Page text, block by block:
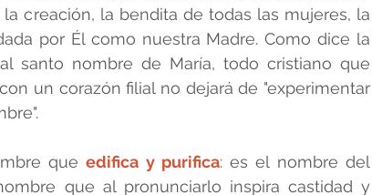
ADMA
creación, la bendita de todas las mujeres, la
por Él como nuestra Madre. Como dice la
santo nombre de María, todo cristiano que
un corazón filial no dejará de "experimentar
que edifica y purifica: es el nombre del
que al pronunciarlo inspira castidad y